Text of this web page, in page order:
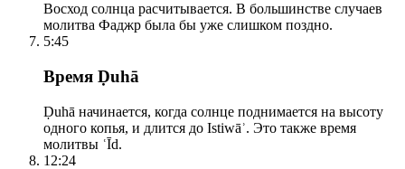
Восход солнца расчитывается. В большинстве случаев
молитва Фаджр была бы уже слишком поздно.
5:45
Время Ḍuhā
Ḍuhā начинается, когда солнце поднимается на высоту
одного копья, и длится до Istiwāʾ. Это также время
молитвы ʿĪd.
12:24